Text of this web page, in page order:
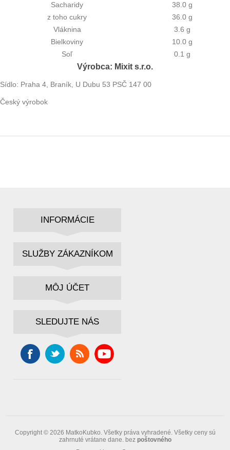
Sacharidy
38.0 g
z toho cukry
36.0 g
Vláknina
3.6 g
Bielkoviny
10.0 g
Soľ
0.1 g
Výrobca: Mixit s.r.o.
Sídlo: Praha 4, Braník, U Dubu 53 PSČ 147 00
Český výrobok
INFORMÁCIE
SLUŽBY ZÁKAZNÍKOM
MÔJ ÚČET
SLEDUJTE NÁS
Copyright © 2026 MatkoKubko. Všetky práva vyhradené. Všetky ceny sú
zahrnuté vrátane dane. bez poštovného